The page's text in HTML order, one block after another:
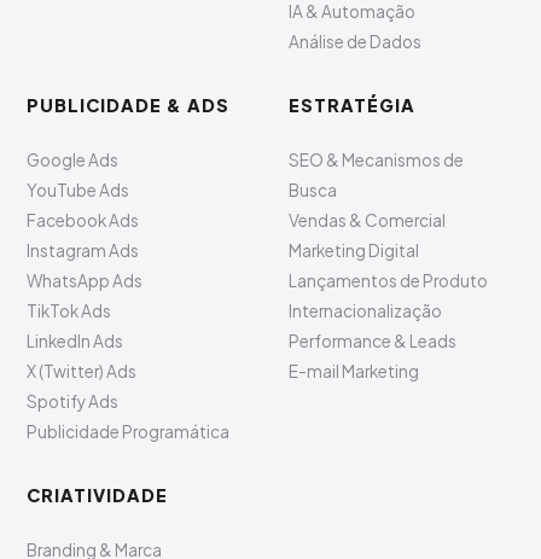
IA & Automação
Análise de Dados
PUBLICIDADE & ADS
Google Ads
YouTube Ads
Facebook Ads
Instagram Ads
WhatsApp Ads
TikTok Ads
LinkedIn Ads
X (Twitter) Ads
Spotify Ads
Publicidade Programática
ESTRATÉGIA
SEO & Mecanismos de
Busca
Vendas & Comercial
Marketing Digital
Lançamentos de Produto
Internacionalização
Performance & Leads
E-mail Marketing
CRIATIVIDADE
Branding & Marca